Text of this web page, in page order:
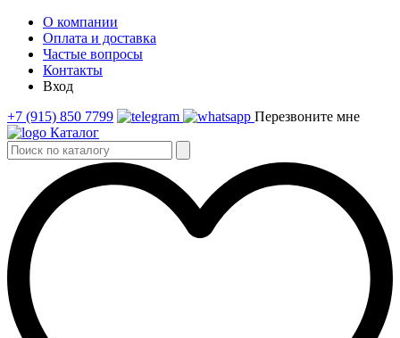
О компании
Оплата и доставка
Частые вопросы
Контакты
Вход
+7 (915) 850 7799
Перезвоните мне
Каталог